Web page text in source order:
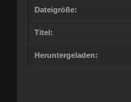
Dateigröße:
Titel:
Heruntergeladen: